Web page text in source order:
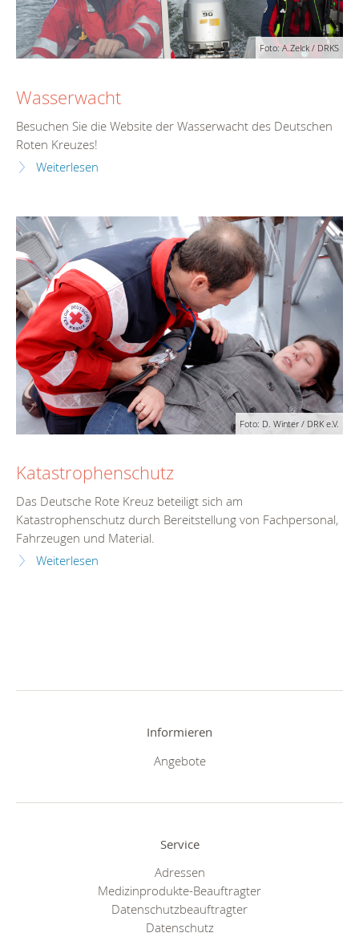
Foto: A.Zelck / DRKS
Wasserwacht
Besuchen Sie die Website der Wasserwacht des Deutschen
Roten Kreuzes!
Weiterlesen
Foto: D. Winter / DRK e.V.
Katastrophenschutz
Das Deutsche Rote Kreuz beteiligt sich am
Katastrophenschutz durch Bereitstellung von Fachpersonal,
Fahrzeugen und Material.
Weiterlesen
Informieren
Angebote
Service
Adressen
Medizinprodukte-Beauftragter
Datenschutzbeauftragter
Datenschutz